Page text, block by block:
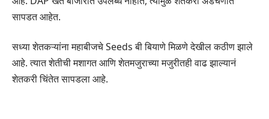
सापडत आहेत.
सध्या शेतकऱ्यांना महाबीजचे Seeds बी बियाणे मिळणे देखील कठीण झाले
आहे. त्यात शेतीची मशागत आणि शेतमजुराच्या मजुरीतही वाढ झाल्यानं
शेतकरी चिंतेत सापडला आहे.